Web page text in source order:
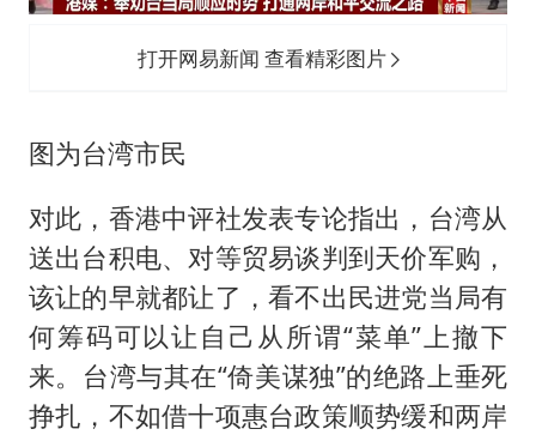
打开网易新闻 查看精彩图片
图为台湾市民
对此，香港中评社发表专论指出，台湾从
送出台积电、对等贸易谈判到天价军购，
该让的早就都让了，看不出民进党当局有
何筹码可以让自己从所谓“菜单”上撤下
来。台湾与其在“倚美谋独”的绝路上垂死
挣扎，不如借十项惠台政策顺势缓和两岸